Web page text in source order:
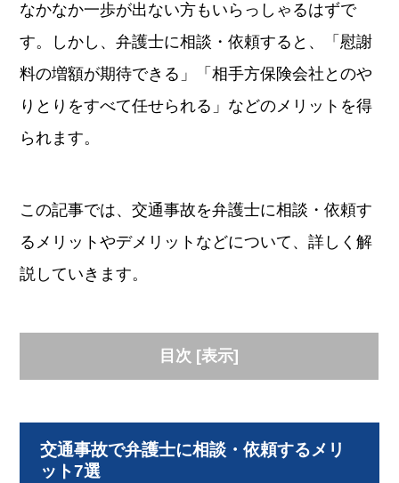
なかなか一歩が出ない方もいらっしゃるはずで
す。しかし、弁護士に相談・依頼すると、「慰謝
料の増額が期待できる」「相手方保険会社とのや
りとりをすべて任せられる」などのメリットを得
られます。
この記事では、交通事故を弁護士に相談・依頼す
るメリットやデメリットなどについて、詳しく解
説していきます。
目次 [表示]
交通事故で弁護士に相談・依頼するメリ
ット7選